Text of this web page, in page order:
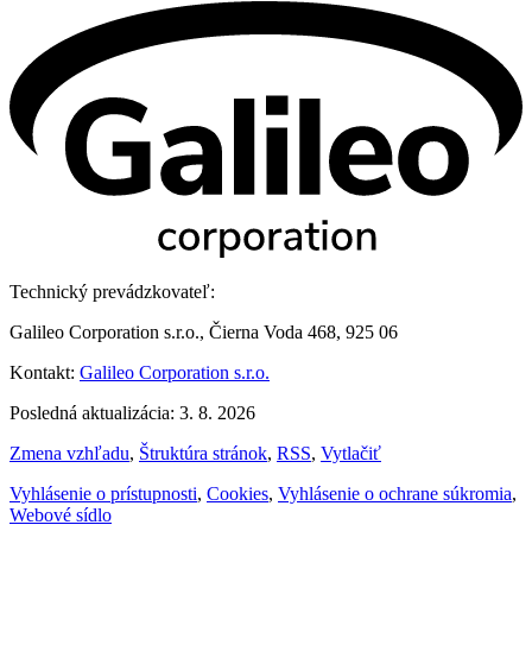
Technický prevádzkovateľ:
Galileo Corporation s.r.o., Čierna Voda 468, 925 06
Kontakt: Galileo Corporation s.r.o.
Posledná aktualizácia: 3. 8. 2026
Zmena vzhľadu, Štruktúra stránok, RSS, Vytlačiť
Vyhlásenie o prístupnosti, Cookies, Vyhlásenie o ochrane súkromia,
Webové sídlo